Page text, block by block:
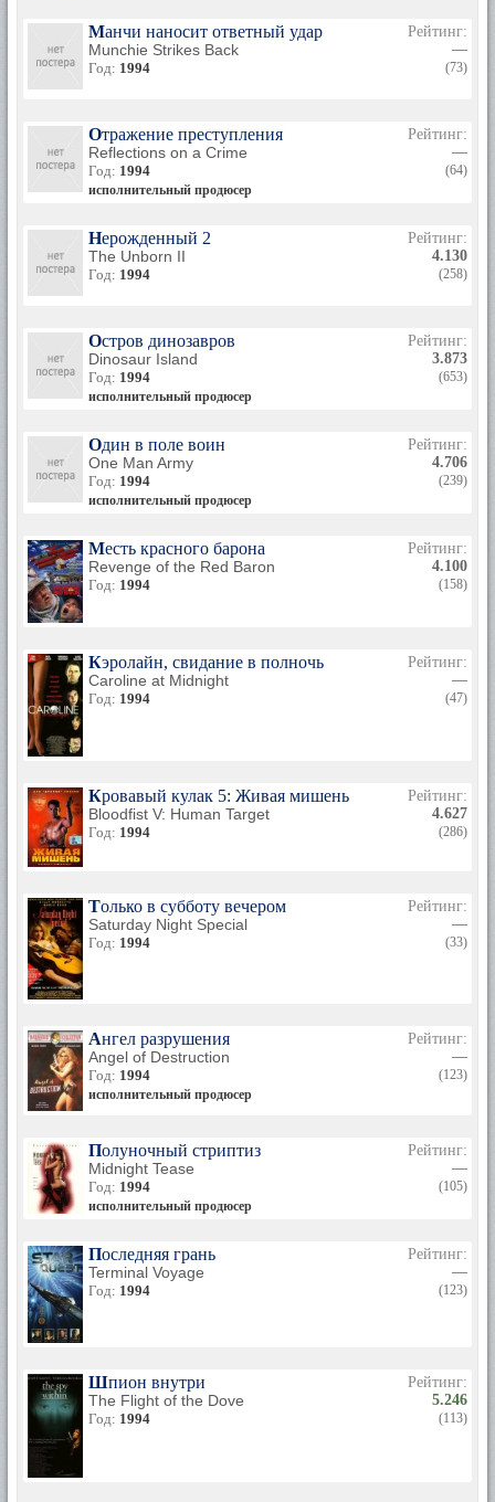
Манчи наносит ответный удар
Munchie Strikes Back
Год: 1994
Рейтинг:
—
(73)
Отражение преступления
Reflections on a Crime
Год: 1994
исполнительный продюсер
Рейтинг:
—
(64)
Нерожденный 2
The Unborn II
Год: 1994
Рейтинг:
4.130
(258)
Остров динозавров
Dinosaur Island
Год: 1994
исполнительный продюсер
Рейтинг:
3.873
(653)
Один в поле воин
One Man Army
Год: 1994
исполнительный продюсер
Рейтинг:
4.706
(239)
Месть красного барона
Revenge of the Red Baron
Год: 1994
Рейтинг:
4.100
(158)
Кэролайн, свидание в полночь
Caroline at Midnight
Год: 1994
Рейтинг:
—
(47)
Кровавый кулак 5: Живая мишень
Bloodfist V: Human Target
Год: 1994
Рейтинг:
4.627
(286)
Только в субботу вечером
Saturday Night Special
Год: 1994
Рейтинг:
—
(33)
Ангел разрушения
Angel of Destruction
Год: 1994
исполнительный продюсер
Рейтинг:
—
(123)
Полуночный стриптиз
Midnight Tease
Год: 1994
исполнительный продюсер
Рейтинг:
—
(105)
Последняя грань
Terminal Voyage
Год: 1994
Рейтинг:
—
(123)
Шпион внутри
The Flight of the Dove
Год: 1994
Рейтинг:
5.246
(113)